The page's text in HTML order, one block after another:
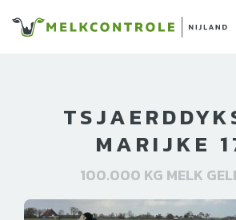
MARIJKE
100.000 KG MELK